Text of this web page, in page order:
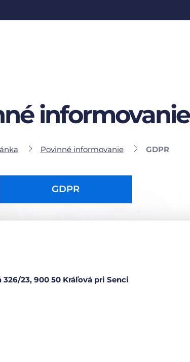
informovanie
Povinné informovanie GDPR
GDPR
326/23, 900 50 Kráľová pri Senci